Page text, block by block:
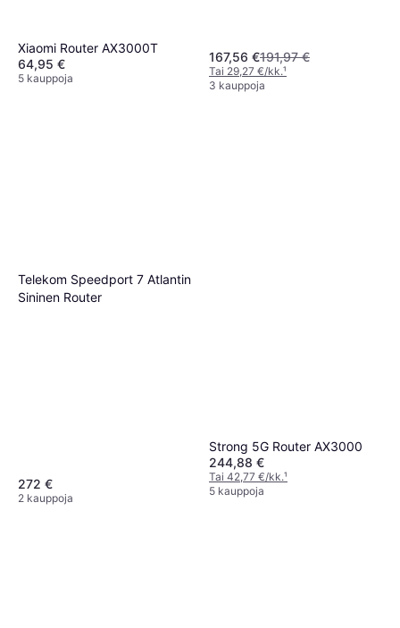
Xiaomi Router AX3000T
64,95 €
5 kauppoja
167,56 €191,97 €
Tai 29,27 €/kk.¹
3 kauppoja
Telekom Speedport 7 Atlantin
Sininen Router
272 €
2 kauppoja
Strong 5G Router AX3000
244,88 €
Tai 42,77 €/kk.¹
5 kauppoja